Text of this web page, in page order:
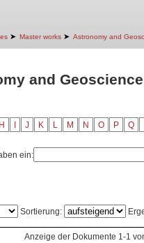
➤ Master works ➤ Astronomy and
and
H J K L M N O P Q
ein:
Sortierung:
Anzeige der Dokumente 1-1